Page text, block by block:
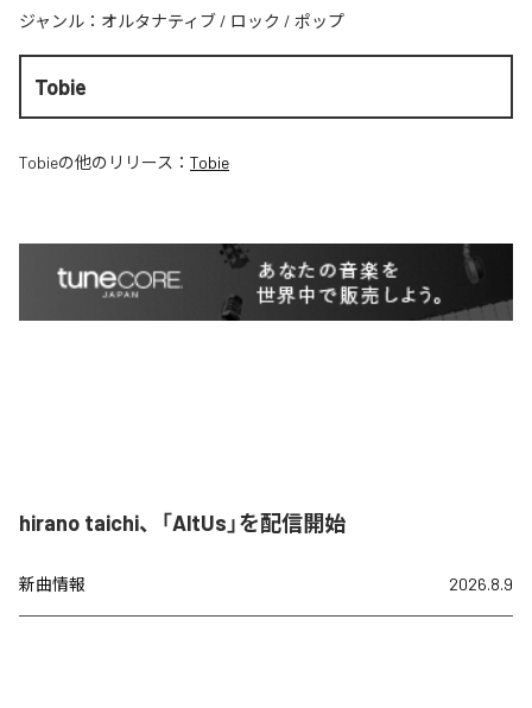
ジャンル： オルタナティブ / ロック / ポップ
Tobie
Tobieの他のリリース： Tobie
hirano taichi、「AltUs」を配信開始
新曲情報 2026.8.9